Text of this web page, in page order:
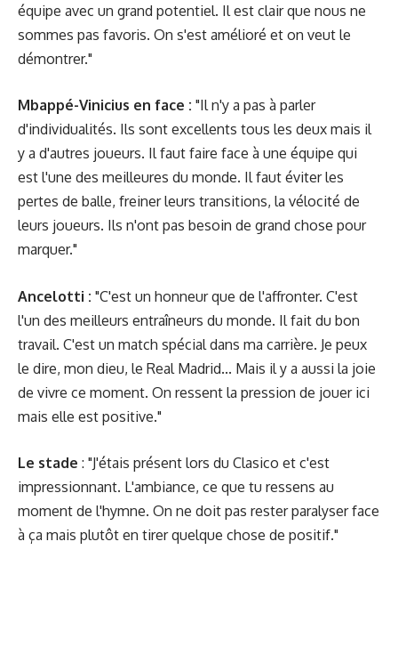
équipe avec un grand potentiel. Il est clair que nous ne
sommes pas favoris. On s'est amélioré et on veut le
démontrer."
Mbappé-Vinicius en face : "Il n'y a pas à parler
d'individualités. Ils sont excellents tous les deux mais il
y a d'autres joueurs. Il faut faire face à une équipe qui
est l'une des meilleures du monde. Il faut éviter les
pertes de balle, freiner leurs transitions, la vélocité de
leurs joueurs. Ils n'ont pas besoin de grand chose pour
marquer."
Ancelotti : "C'est un honneur que de l'affronter. C'est
l'un des meilleurs entraîneurs du monde. Il fait du bon
travail. C'est un match spécial dans ma carrière. Je peux
le dire, mon dieu, le Real Madrid... Mais il y a aussi la joie
de vivre ce moment. On ressent la pression de jouer ici
mais elle est positive."
Le stade : "J'étais présent lors du Clasico et c'est
impressionnant. L'ambiance, ce que tu ressens au
moment de l'hymne. On ne doit pas rester paralyser face
à ça mais plutôt en tirer quelque chose de positif."